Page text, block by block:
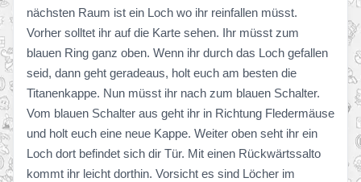
nächsten Raum ist ein Loch wo ihr reinfallen müsst.
Vorher solltet ihr auf die Karte sehen. Ihr müsst zum
blauen Ring ganz oben. Wenn ihr durch das Loch gefallen
seid, dann geht geradeaus, holt euch am besten die
Titanenkappe. Nun müsst ihr nach zum blauen Schalter.
Vom blauen Schalter aus geht ihr in Richtung Fledermäuse
und holt euch eine neue Kappe. Weiter oben seht ihr ein
Loch dort befindet sich dir Tür. Mit einen Rückwärtssalto
kommt ihr leicht dorthin. Vorsicht es sind Löcher im